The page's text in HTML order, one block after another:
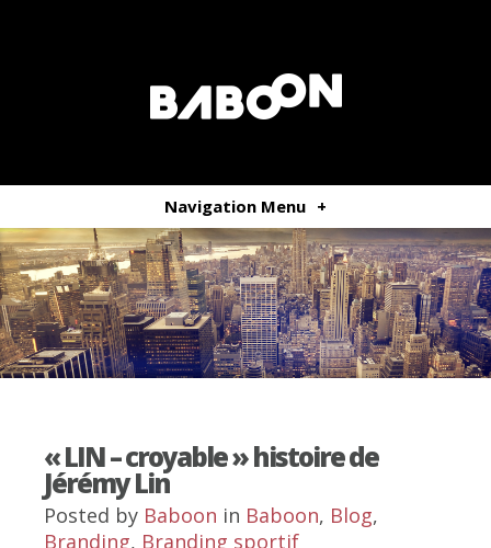
Navigation Menu +
« LIN – croyable » histoire de
Jérémy Lin
Posted by Baboon in Baboon, Blog,
Branding, Branding sportif